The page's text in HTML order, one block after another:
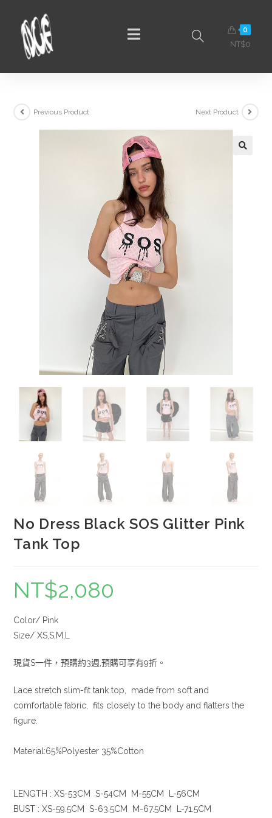
0
NT$0
Previous Product Next Product
No Dress Black SOS Glitter Pink
Tank Top
NT$2,080
Color/ Pink
Size/ XS,S,M,L
現貨S一件，預購約3週,預購可享有9折。
Lace stretch slim-fit tank top, made from soft and
comfortable fabric, fits closely to the body and flatters the
figure.
Material:65%Polyester 35%Cotton
LENGTH : XS-53CM S-54CM M-55CM L-56CM
BUST : XS-59.5CM S-63.5CM M-67.5CM L-71.5CM